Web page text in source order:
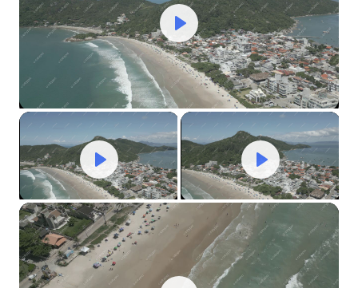
Mute Settings
Play
Mute Settings
Play
Mute
Settings
Play